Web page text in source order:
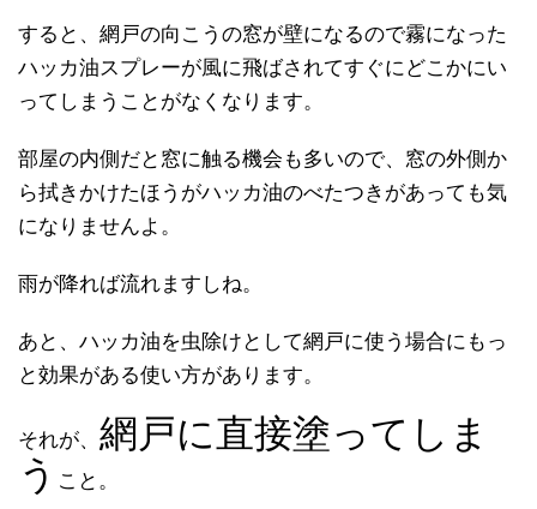
すると、網戸の向こうの窓が壁になるので霧になった
ハッカ油スプレーが風に飛ばされてすぐにどこかにい
ってしまうことがなくなります。
部屋の内側だと窓に触る機会も多いので、窓の外側か
ら拭きかけたほうがハッカ油のべたつきがあっても気
になりませんよ。
雨が降れば流れますしね。
あと、ハッカ油を虫除けとして網戸に使う場合にもっ
と効果がある使い方があります。
それが、 網戸に直接塗ってしま
う こと。